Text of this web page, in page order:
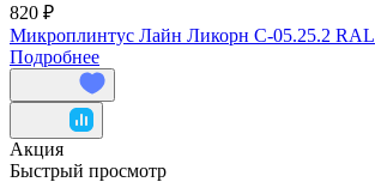
820 ₽
Микроплинтус Лайн Ликорн С-05.25.2 RAL
Подробнее
Акция
Быстрый просмотр